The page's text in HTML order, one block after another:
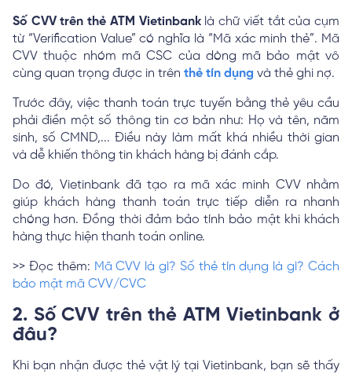
Số CVV trên thẻ ATM Vietinbanklà chữ viết tắt của cụm
từ “Verification Value” có nghĩa là “Mã xác minh thẻ”. Mã
CVV thuộc nhóm mã CSC của dòng mã bảo mật vô
cùng quan trọng được in trên thẻ tín dụng và thẻ ghi nợ.
Trước đây, việc thanh toán trực tuyến bằng thẻ yêu cầu
phải điền một số thông tin cơ bản như: Họ và tên, năm
sinh, số CMND,... Điều này làm mất khá nhiều thời gian
và dễ khiến thông tin khách hàng bị đánh cắp.
Do đó, Vietinbank đã tạo ra mã xác minh CVV nhằm
giúp khách hàng thanh toán trực tiếp diễn ra nhanh
chóng hơn. Đồng thời đảm bảo tính bảo mật khi khách
hàng thực hiện thanh toán online.
>> Đọc thêm: Mã CVV là gì? Số thẻ tín dụng là gì? Cách
bảo mật mã CVV/CVC
2. Số CVV trên thẻ ATM Vietinbank ở
đâu?
Khi bạn nhận được thẻ vật lý tại Vietinbank, bạn sẽ thấy